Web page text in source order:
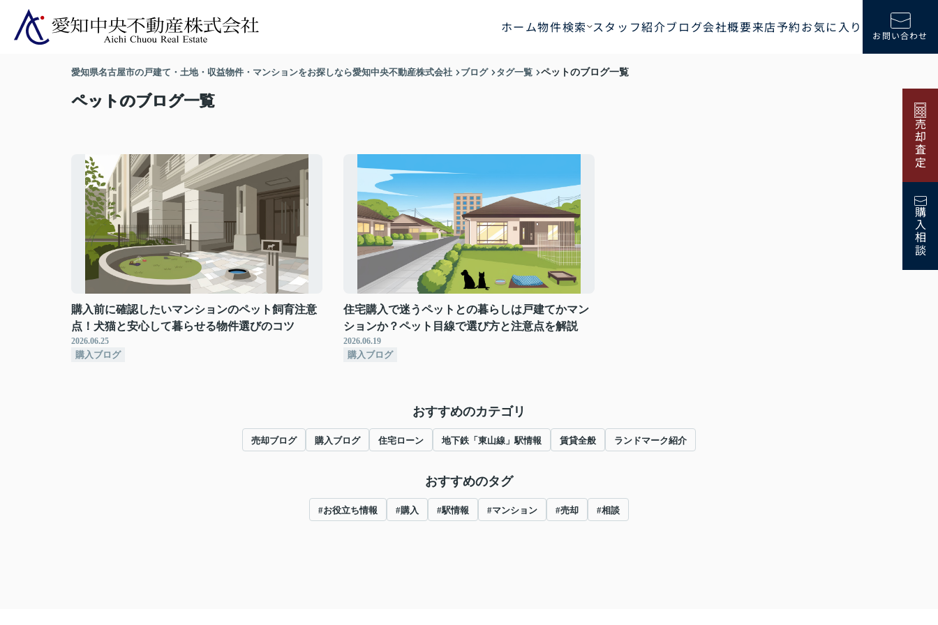
ホーム物件検索 スタッフ紹介ブログ会社概要来店予約お気に入り お問い合わせ
売却査定
購入相談
愛知県名古屋市の戸建て・土地・収益物件・マンションをお探しなら愛知中央不動産株式会社 ブログ タグ一覧 ペットのブログ一覧
ペットのブログ一覧
購入前に確認したいマンションのペット飼育注意
点！犬猫と安心して暮らせる物件選びのコツ
2026.06.25
購入ブログ
住宅購入で迷うペットとの暮らしは戸建てかマン
ションか？ペット目線で選び方と注意点を解説
2026.06.19
購入ブログ
おすすめのカテゴリ
売却ブログ 購入ブログ 住宅ローン 地下鉄「東山線」駅情報 賃貸全般 ランドマーク紹介
おすすめのタグ
#お役立ち情報 #購入 #駅情報 #マンション #売却 #相談